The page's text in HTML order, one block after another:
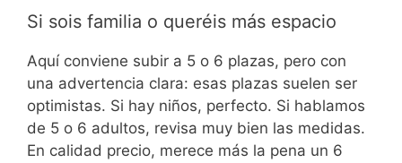
Si sois familia o queréis más espacio
Aquí conviene subir a 5 o 6 plazas, pero con
una advertencia clara: esas plazas suelen ser
optimistas. Si hay niños, perfecto. Si hablamos
de 5 o 6 adultos, revisa muy bien las medidas.
En calidad precio, merece más la pena un 6